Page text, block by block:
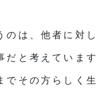
のは、他者に対
だと考えています
でその方らしく